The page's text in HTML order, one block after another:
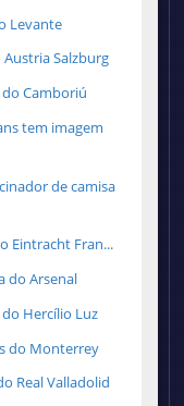
Levante
Austria Salzburg
Camboriú
tem imagem
de camisa
Eintracht Fran...
do Arsenal
Hercílio Luz
do Monterrey
Real Valladolid